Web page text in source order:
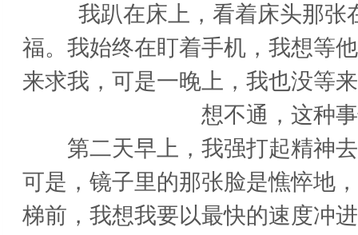
我趴在床上，看着床头那张
福。我始终在盯着手机，我想等
来求我，可是一晚上，我也没等
想不通，这种
第二天早上，我强打起精神去
可是，镜子里的那张脸是憔悴地
梯前，我想我要以最快的速度冲